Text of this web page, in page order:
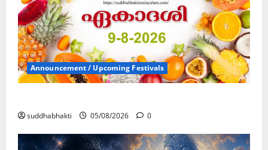
Announcement / Upcoming Festivals
suddhabhakti 05/08/2026 0